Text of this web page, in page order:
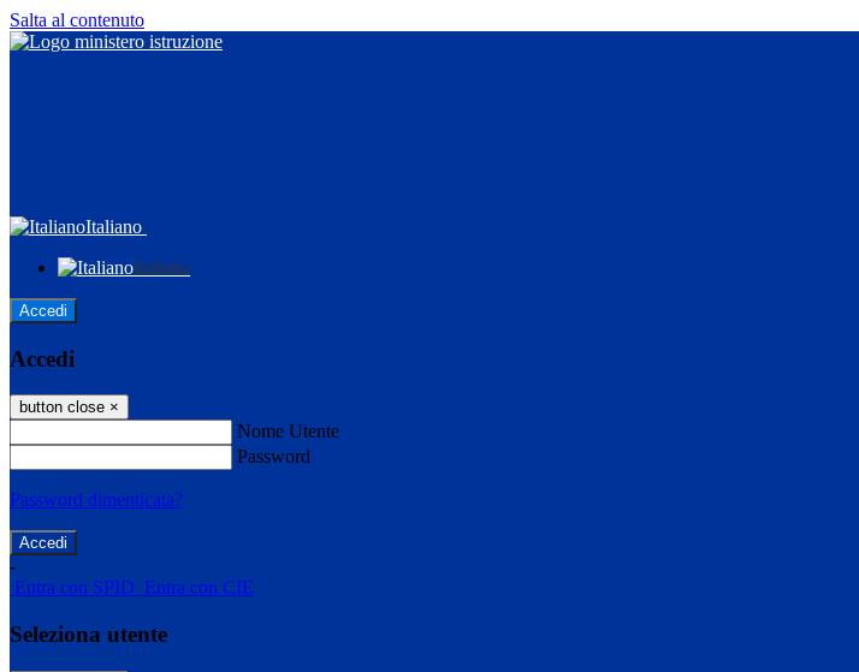
Salta al contenuto
Italiano
Italiano
Accedi
Accedi
button close ×
Nome Utente
Password
Password dimenticata?
-
Entra con SPID Entra con CIE
Seleziona utente